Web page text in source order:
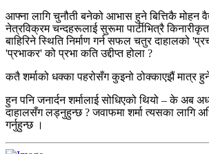
आफ्ना लागि चुनौती बनेको आभास हुने बित्तिकै मोहन
नेत्रविक्रम चन्दहरूलाई सुरूमा पार्टीभित्रै किनारीकृत
बाहिरिने स्थिति निर्माण गर्न सफल चतुर दाहालको
'प्रभाकर' को प्रभा कति उद्दीप्त होला ?
कतै शर्माको धक्का पहरोसँग कुइनो ठोक्काएझैं मात्र
हुन पनि जनार्दन शर्मालाई सोधिएको थियो – के अब
दाहालसँग लड्नुहुन्छ ? जवाफमा शर्मा त्यसका लागि
गर्नुहुन्छ ।